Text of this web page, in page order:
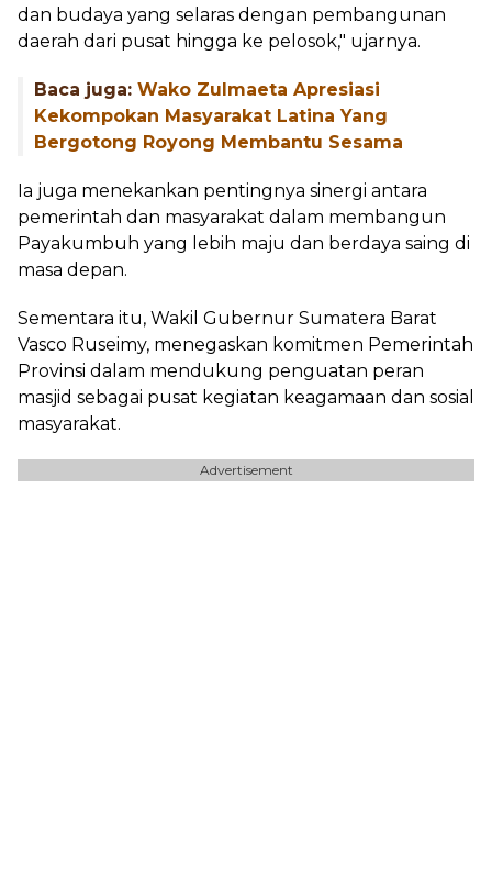
dan budaya yang selaras dengan pembangunan
daerah dari pusat hingga ke pelosok," ujarnya.
Baca juga: Wako Zulmaeta Apresiasi
Kekompokan Masyarakat Latina Yang
Bergotong Royong Membantu Sesama
Ia juga menekankan pentingnya sinergi antara
pemerintah dan masyarakat dalam membangun
Payakumbuh yang lebih maju dan berdaya saing di
masa depan.
Sementara itu, Wakil Gubernur Sumatera Barat
Vasco Ruseimy, menegaskan komitmen Pemerintah
Provinsi dalam mendukung penguatan peran
masjid sebagai pusat kegiatan keagamaan dan sosial
masyarakat.
Advertisement